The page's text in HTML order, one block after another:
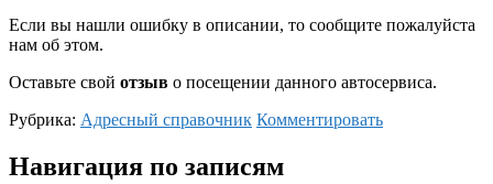
Если вы нашли ошибку в описании, то сообщите пожалуйста
нам об этом.
Оставьте свой отзыв о посещении данного автосервиса.
Рубрика: Адресный справочник Комментировать
Навигация по записям